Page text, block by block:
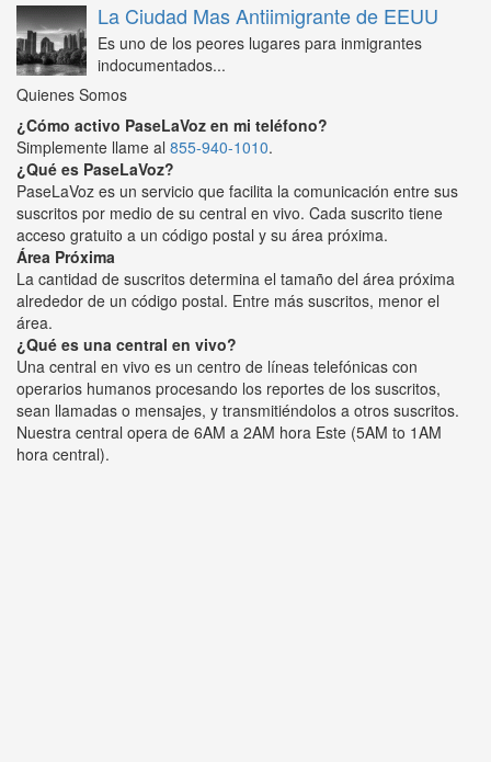
La Ciudad Mas Antiimigrante de EEUU
Es uno de los peores lugares para inmigrantes
indocumentados...
Quienes Somos
¿Cómo activo PaseLaVoz en mi teléfono?
Simplemente llame al 855-940-1010.
¿Qué es PaseLaVoz?
PaseLaVoz es un servicio que facilita la comunicación entre sus
suscritos por medio de su central en vivo. Cada suscrito tiene
acceso gratuito a un código postal y su área próxima.
Área Próxima
La cantidad de suscritos determina el tamaño del área próxima
alrededor de un código postal. Entre más suscritos, menor el
área.
¿Qué es una central en vivo?
Una central en vivo es un centro de líneas telefónicas con
operarios humanos procesando los reportes de los suscritos,
sean llamadas o mensajes, y transmitiéndolos a otros suscritos.
Nuestra central opera de 6AM a 2AM hora Este (5AM to 1AM
hora central).